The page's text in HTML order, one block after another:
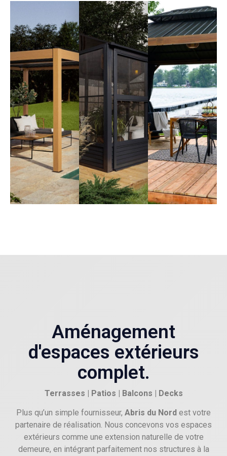
Aménagement
d'espaces extérieurs
complet.
Terrasses | Patios | Balcons | Decks
Plus qu’un simple fournisseur, Abris du Nord est votre
partenaire de réalisation. Nous concevons vos espaces
extérieurs comme une extension naturelle de votre
demeure, en intégrant parfaitement nos structures à la